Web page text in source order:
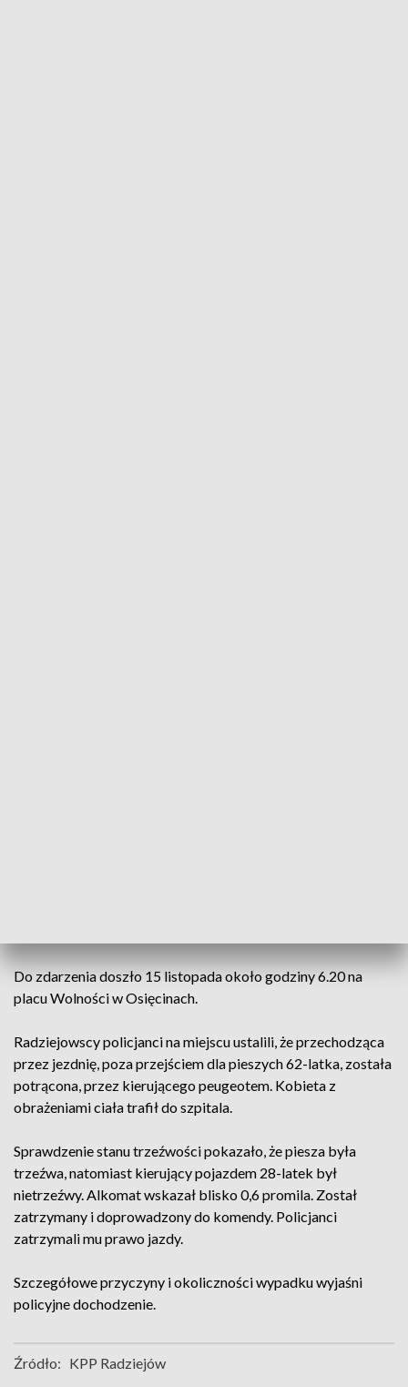
Do zdarzenia doszło 15 listopada około godziny 6.20 na
placu Wolności w Osięcinach.
Radziejowscy policjanci na miejscu ustalili, że przechodząca
przez jezdnię, poza przejściem dla pieszych 62-latka, została
potrącona, przez kierującego peugeotem. Kobieta z
obrażeniami ciała trafił do szpitala.
Sprawdzenie stanu trzeźwości pokazało, że piesza była
trzeźwa, natomiast kierujący pojazdem 28-latek był
nietrzeźwy. Alkomat wskazał blisko 0,6 promila. Został
zatrzymany i doprowadzony do komendy. Policjanci
zatrzymali mu prawo jazdy.
Szczegółowe przyczyny i okoliczności wypadku wyjaśni
policyjne dochodzenie.
Źródło: KPP Radziejów